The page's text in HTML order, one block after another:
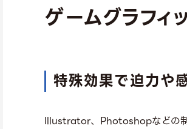
ゲームグラフィ
特殊効果で迫力や
Illustrator、Photoshopなどの